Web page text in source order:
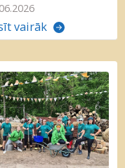
vairāk